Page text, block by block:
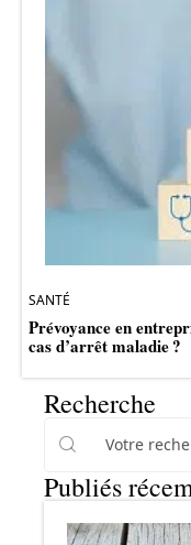
SANTÉ
Prévoyance en
cas d’arrêt maladie ?
Recherche
Publiés